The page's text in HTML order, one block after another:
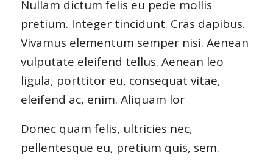
Nullam dictum felis eu pede mollis
pretium. Integer tincidunt. Cras dapibus.
Vivamus elementum semper nisi. Aenean
vulputate eleifend tellus. Aenean leo
ligula, porttitor eu, consequat vitae,
eleifend ac, enim. Aliquam lor
Donec quam felis, ultricies nec,
pellentesque eu, pretium quis, sem.